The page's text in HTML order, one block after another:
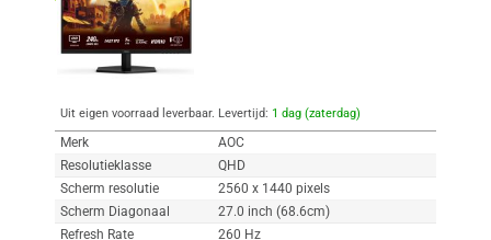
Uit eigen voorraad leverbaar. Levertijd: 1 dag (zaterdag)
Merk
AOC
Resolutieklasse
QHD
Scherm resolutie
2560 x 1440 pixels
Scherm Diagonaal
27.0 inch (68.6cm)
Refresh Rate
260 Hz